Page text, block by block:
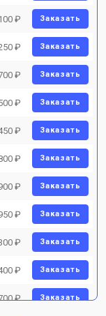
₽ Заказать
₽ Заказать
₽ Заказать
₽ Заказать
₽ Заказать
₽ Заказать
₽ Заказать
₽ Заказать
₽ Заказать
₽ Заказать
₽ Заказать